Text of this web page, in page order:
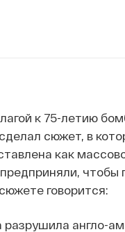
к 75-летию
сюжет, в
как
чтобы
говорится:
англо-